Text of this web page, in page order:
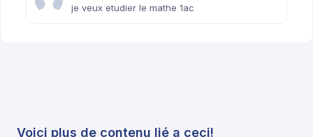
je veux etudier le mathe 1ac
Voici plus de contenu lié a ceci!